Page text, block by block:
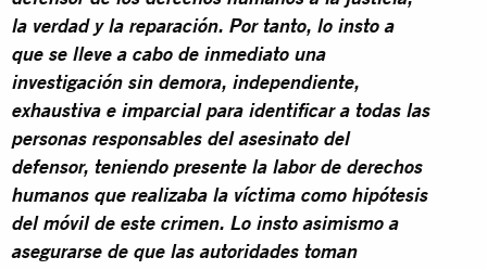
la verdad y la reparación. Por tanto, lo insto a
que se lleve a cabo de inmediato una
investigación sin demora, independiente,
exhaustiva e imparcial para identificar a todas las
personas responsables del asesinato del
defensor, teniendo presente la labor de derechos
humanos que realizaba la víctima como hipótesis
del móvil de este crimen. Lo insto asimismo a
asegurarse de que las autoridades toman